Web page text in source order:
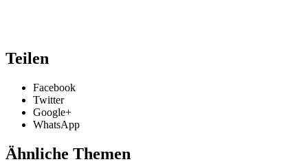
Teilen
Facebook
Twitter
Google+
WhatsApp
Ähnliche Themen